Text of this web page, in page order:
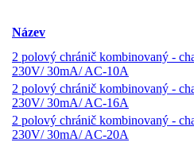
Název
2 polový chránič kombinovaný -
230V/ 30mA/ AC-10A
2 polový chránič kombinovaný -
230V/ 30mA/ AC-16A
2 polový chránič kombinovaný -
230V/ 30mA/ AC-20A